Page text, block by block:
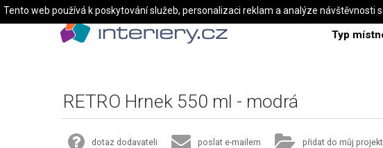
Typ
RETRO Hrnek 550 ml - modrá
dotaz dodavateli poslat e-mailem přidat do můj projekt
Tento web používá k poskytování služeb, personalizaci reklam a analýze návštěvnosti